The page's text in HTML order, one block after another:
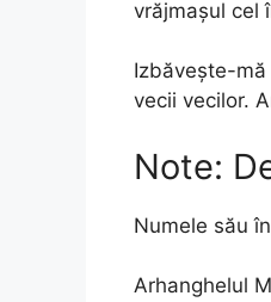
vrăjmaşul cel
Izbăveşte-mă
vecii vecilor.
Note:
Numele său
Arhanghelul